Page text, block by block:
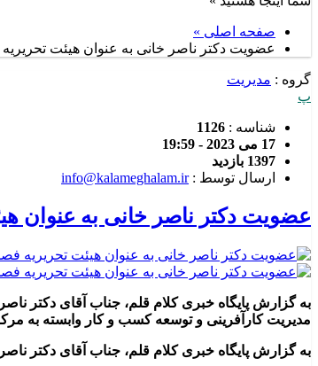
صفحه اصلی »
عضویت دکتر ناصر خانی به عنوان هیئت
گروه : مدیریت
پ
شناسه : 1126
17 می 2023 - 19:59
1397 بازدید
ارسال توسط :info@kalameghalam.ir
عضویت دکتر ناصر خانی به عنوان
به گزارش پایگاه خبری کلام قلم، جناب آقای دکتر
مدیریت کارآفرینی و توسعه کسب و کار وابسته به
به گزارش پایگاه خبری کلام قلم، جناب آقای دکتر